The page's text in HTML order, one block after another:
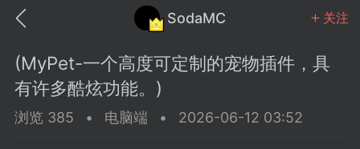
SodaMC 关注
(MyPet-一个高度可定制的宠物插件，具
有许多酷炫功能。)
浏览 385 • 电脑端 • 2026-06-12 03:52